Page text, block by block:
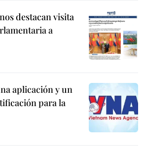
destacan visita
a
aplicación y un
para la